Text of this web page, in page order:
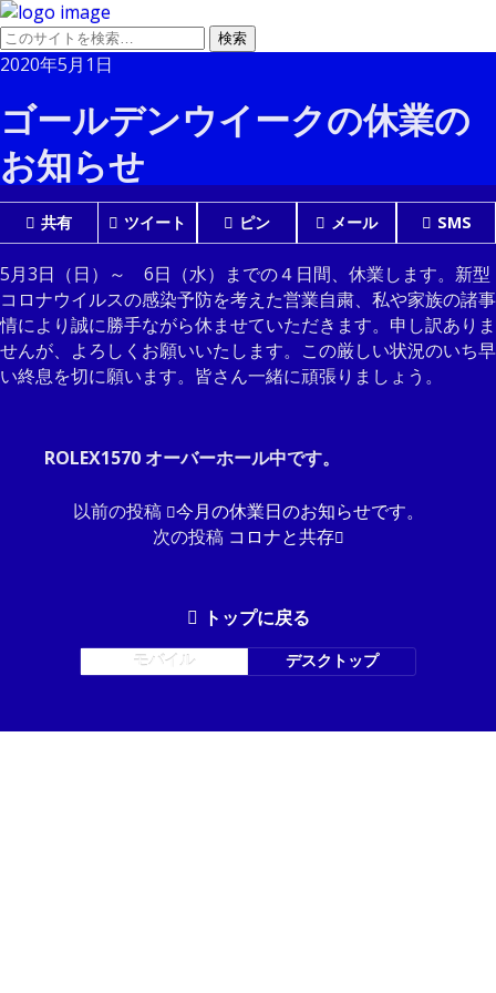
2020年5月1日
ゴールデンウイークの休業の
お知らせ
共有 ツイート ピン メール SMS
5月3日（日）～ 6日（水）までの４日間、休業します。新型
コロナウイルスの感染予防を考えた営業自粛、私や家族の諸事
情により誠に勝手ながら休ませていただきます。申し訳ありま
せんが、よろしくお願いいたします。この厳しい状況のいち早
い終息を切に願います。皆さん一緒に頑張りましょう。
ROLEX1570 オーバーホール中です。
以前の投稿 今月の休業日のお知らせです。
次の投稿 コロナと共存
トップに戻る
モバイル デスクトップ